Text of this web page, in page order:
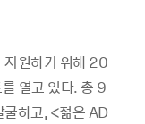
지원하기 위해 20
열고 있다. 총 9
하고, <젊은 AD